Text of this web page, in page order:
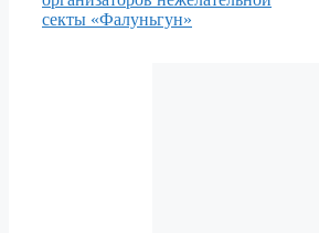
секты «Фалуньгун»